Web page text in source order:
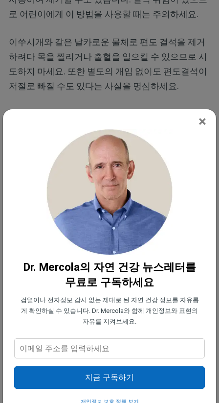
로 어린이에게 이 방법을 사용할 때는 주의하세요.
이쑤시개와 같은 날카로운 물체로 편도 결석을 제거
하려다 목을 찔리거나 출혈을 일으킬 수 있으므로 시
도하지 마세요. 또한 별도의 개입 없이도 편도결석이
저절로 빠질 수도 있다는 사실을 명심하세요.
에 대한 적절한 관심은 물론 구강 미생물군집에 대한
관심도 중요합니다. 입 안의 미생물을 파괴하는 화학
구강 청결제는 피하고 대신 오일 풀링을 사용하세요.
입냄새에 효과가 있는 다른 제품은 무엇인
의 최대 85%는 입안에서 발생하며, 일반적으
로 잇몸 및 치주 질환과 백태로 인해 발생합니다. 입
냄새의 또 다른 10%는 귀, 코 또는 목과 관련된 장애
로 인해 발생하는 반면, 5%는 본질적으로 소화관 또
는 내분비학적인 것입니다.
입냄새가 구강의 문제에서 비롯되었다면 좋지 않은
냄새는 병적인 미생물들의 조합의 결과입니다. 편도
는 것은 아닙니다. 국제 구강 과학 저널(International
×
Dr. Mercola의 자연 건강 뉴스레터를
무료로 구독하세요
검열이나 전자정보 감시 없는 제대로 된 자연 건강 정보를 자유롭
게 확인하실 수 있습니다. Dr. Mercola와 함께 개인정보와 표현의
자유를 지켜보세요.
지금 구독하기